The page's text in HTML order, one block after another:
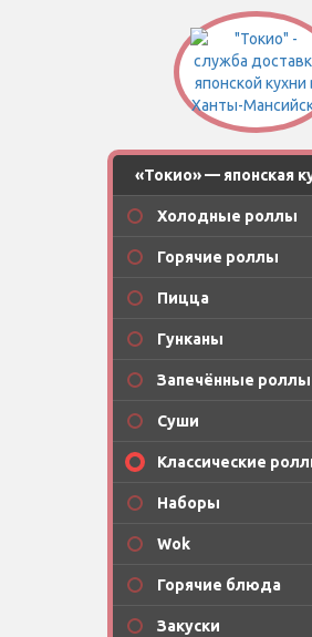
«Токио» — японская
Холодные роллы
Горячие роллы
Пицца
Гунканы
Запечённые роллы
Суши
Классические
Наборы
Wok
Горячие блюда
Закуски